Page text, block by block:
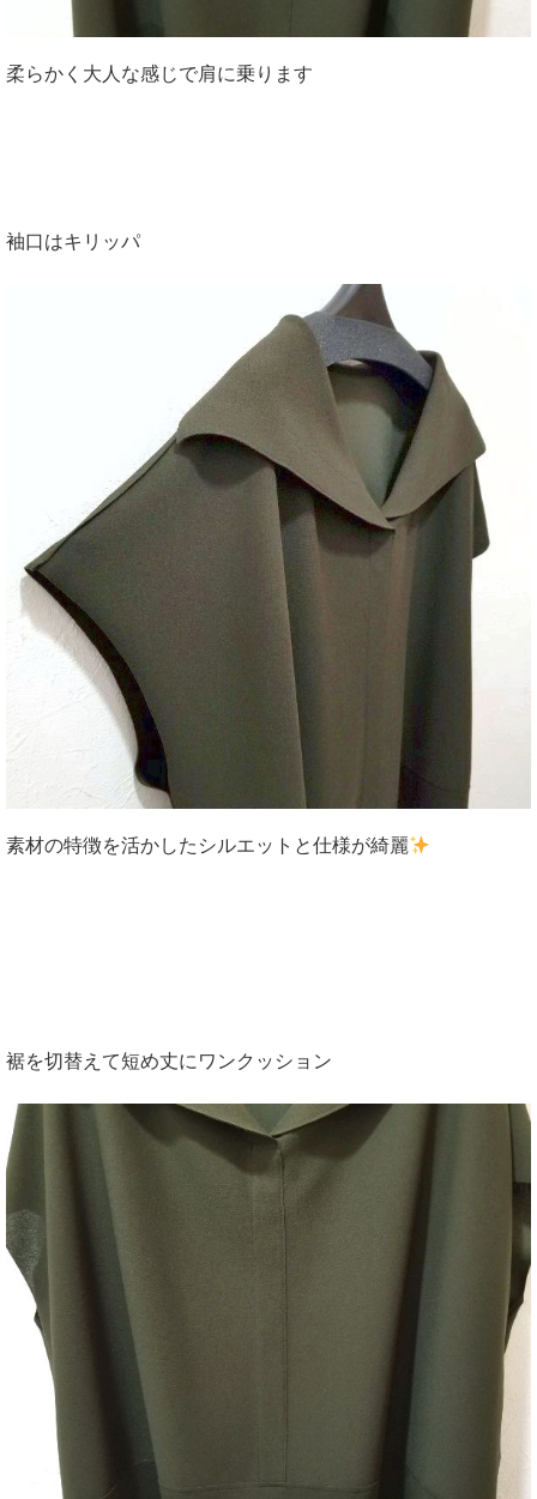
柔らかく大人な感じで肩に乗ります
袖口はキリッパ
素材の特徴を活かしたシルエットと仕様が綺麗
裾を切替えて短め丈にワンクッション